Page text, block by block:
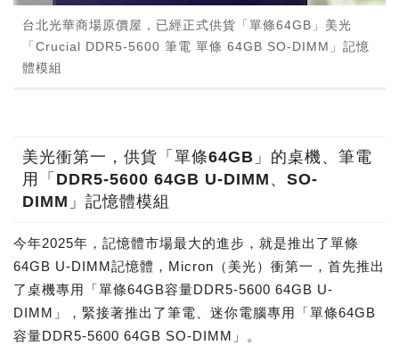
台北光華商場原價屋，已經正式供貨「單條64GB」美光
「Crucial DDR5-5600 筆電 單條 64GB SO-DIMM」記憶
體模組
美光衝第一，供貨「單條64GB」的桌機、筆電
用「DDR5-5600 64GB U-DIMM、SO-
DIMM」記憶體模組
今年2025年，記憶體市場最大的進步，就是推出了單條
64GB U-DIMM記憶體，Micron（美光）衝第一，首先推出
了桌機專用「單條64GB容量DDR5-5600 64GB U-
DIMM」，緊接著推出了筆電、迷你電腦專用「單條64GB
容量DDR5-5600 64GB SO-DIMM」。